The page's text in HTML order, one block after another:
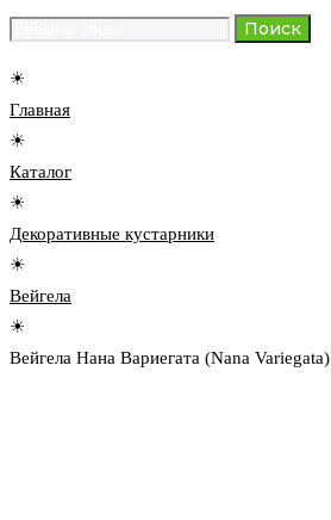
Поиск
☀
Главная
☀
Каталог
☀
Декоративные кустарники
☀
Вейгела
☀
Вейгела Нана Вариегата (Nana Variegata)